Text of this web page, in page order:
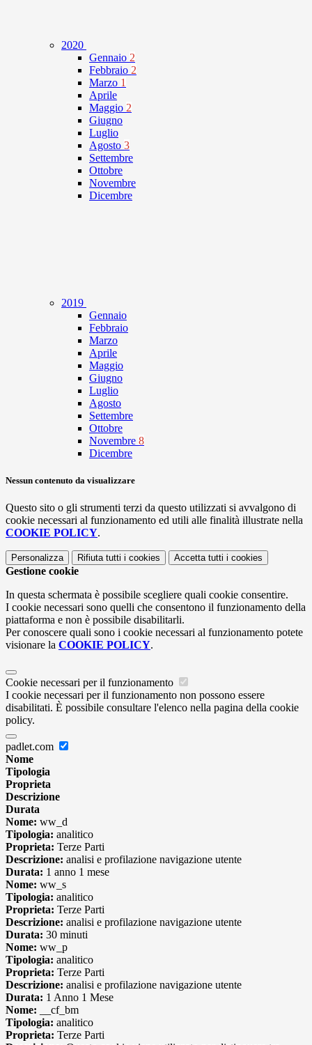
2020
Gennaio 2
Febbraio 2
Marzo 1
Aprile
Maggio 2
Giugno
Luglio
Agosto 3
Settembre
Ottobre
Novembre
Dicembre
2019
Gennaio
Febbraio
Marzo
Aprile
Maggio
Giugno
Luglio
Agosto
Settembre
Ottobre
Novembre 8
Dicembre
Nessun contenuto da visualizzare
Questo sito o gli strumenti terzi da questo utilizzati si avvalgono di
cookie necessari al funzionamento ed utili alle finalità illustrate nella
COOKIE POLICY.
Personalizza Rifiuta tutti i cookies Accetta tutti i cookies
Gestione cookie
In questa schermata è possibile scegliere quali cookie consentire.
I cookie necessari sono quelli che consentono il funzionamento della
piattaforma e non è possibile disabilitarli.
Per conoscere quali sono i cookie necessari al funzionamento potete
visionare la COOKIE POLICY.
Cookie necessari per il funzionamento
I cookie necessari per il funzionamento non possono essere
disabilitati. È possibile consultare l'elenco nella pagina della cookie
policy.
padlet.com
Nome
Tipologia
Proprieta
Descrizione
Durata
Nome: ww_d
Tipologia: analitico
Proprieta: Terze Parti
Descrizione: analisi e profilazione navigazione utente
Durata: 1 anno 1 mese
Nome: ww_s
Tipologia: analitico
Proprieta: Terze Parti
Descrizione: analisi e profilazione navigazione utente
Durata: 30 minuti
Nome: ww_p
Tipologia: analitico
Proprieta: Terze Parti
Descrizione: analisi e profilazione navigazione utente
Durata: 1 Anno 1 Mese
Nome: __cf_bm
Tipologia: analitico
Proprieta: Terze Parti